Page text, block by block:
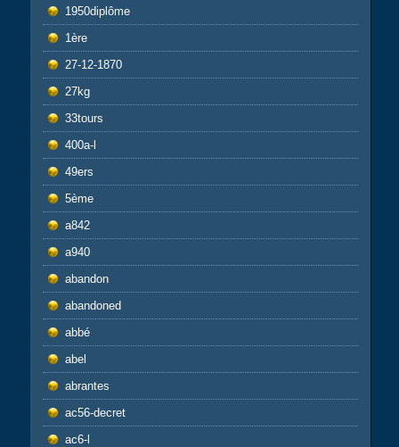
1950diplôme
1ère
27-12-1870
27kg
33tours
400a-l
49ers
5ème
a842
a940
abandon
abandoned
abbé
abel
abrantes
ac56-decret
ac6-l